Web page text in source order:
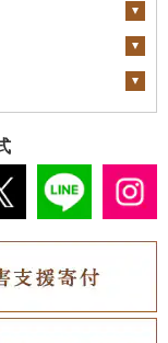
市
市
市
県（県庁）
町
（県庁）
市
町
町
幡市
町
市
市
（県庁）
町
村
町
田町
市
（県庁）
市
市
町
（県庁）